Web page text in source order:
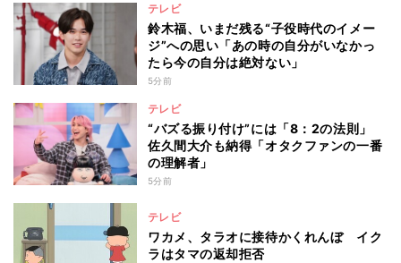
テレビ
鈴木福、いまだ残る“子役時代のイメー
ジ”への思い「あの時の自分がいなかっ
たら今の自分は絶対ない」
5分前
テレビ
“バズる振り付け”には「8：2の法則」
佐久間大介も納得「オタクファンの一番
の理解者」
5分前
テレビ
ワカメ、タラオに接待かくれんぼ イク
ラはタマの返却拒否